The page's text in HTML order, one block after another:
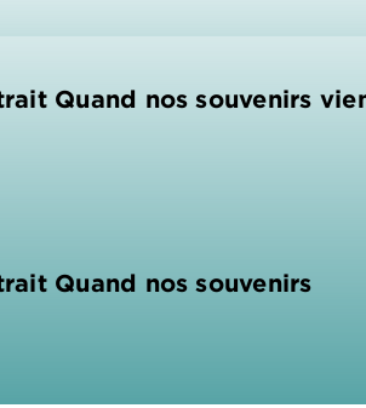
Quand nos souvenirs
Quand nos souvenirs